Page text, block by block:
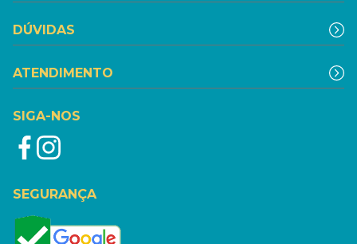
DÚVIDAS
ATENDIMENTO
SIGA-NOS
SEGURANÇA